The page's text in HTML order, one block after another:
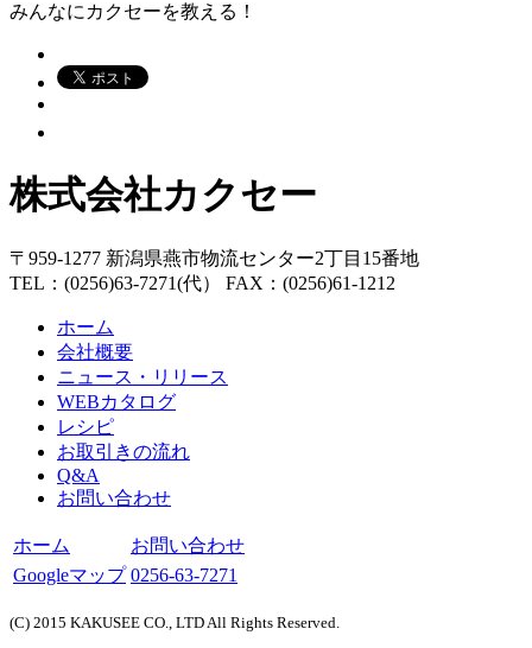
みんなにカクセーを教える！
株式会社カクセー
〒959-1277 新潟県燕市物流センター2丁目15番地
TEL：(0256)63-7271(代） FAX：(0256)61-1212
ホーム
会社概要
ニュース・リリース
WEBカタログ
レシピ
お取引きの流れ
Q&A
お問い合わせ
ホーム
お問い合わせ
Googleマップ 0256-63-7271
(C) 2015 KAKUSEE CO., LTD All Rights Reserved.